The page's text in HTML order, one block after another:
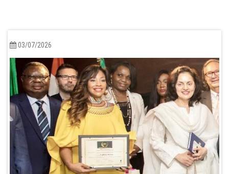
g
t
o
n
03/07/2026